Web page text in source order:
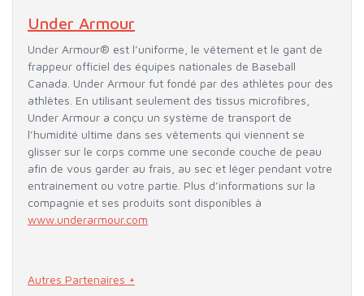
Under Armour
Under Armour® est l’uniforme, le vêtement et le gant de
frappeur officiel des équipes nationales de Baseball
Canada. Under Armour fut fondé par des athlètes pour des
athlètes. En utilisant seulement des tissus microfibres,
Under Armour a conçu un système de transport de
l’humidité ultime dans ses vêtements qui viennent se
glisser sur le corps comme une seconde couche de peau
afin de vous garder au frais, au sec et léger pendant votre
entrainement ou votre partie. Plus d’informations sur la
compagnie et ses produits sont disponibles à
www.underarmour.com
Autres Partenaires +